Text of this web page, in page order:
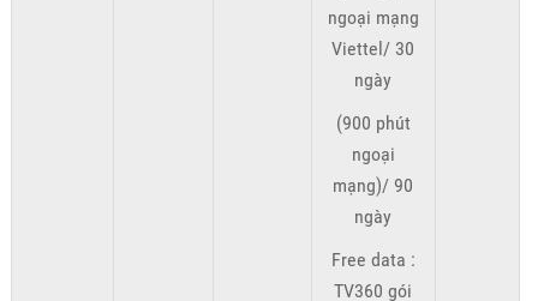
ngoại mạng
Viettel/ 30
ngày
(900 phút
ngoại
mạng)/ 90
ngày
Free data :
TV360 gói